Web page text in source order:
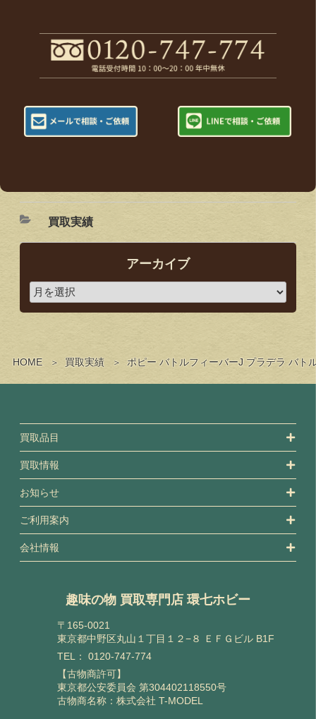
HOME 買取実績 ポピー バトルフィーバーJ プラデラ バト
買取実績
アーカイブ
買取品目
買取情報
お知らせ
ご利用案内
会社情報
趣味の物 買取専門店 環七ホビー
〒165-0021
東京都中野区丸山１丁目１２−８ ＥＦＧビル B1F
TEL： 0120-747-774
【古物商許可】
東京都公安委員会 第304402118550号
古物商名称：株式会社 T-MODEL